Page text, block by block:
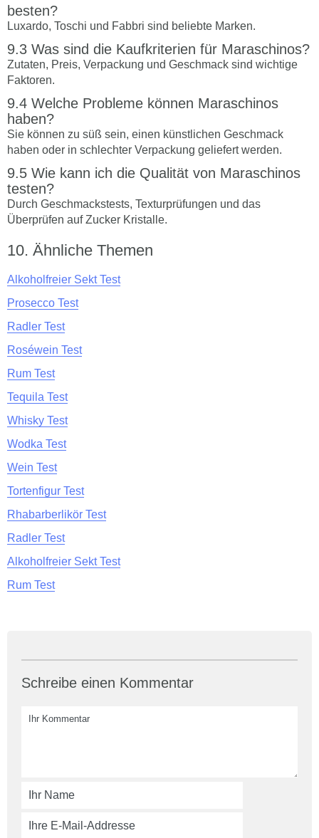
besten?
Luxardo, Toschi und Fabbri sind beliebte Marken.
Was sind die Kaufkriterien für Maraschinos?
Zutaten, Preis, Verpackung und Geschmack sind wichtige
Faktoren.
Welche Probleme können Maraschinos
haben?
Sie können zu süß sein, einen künstlichen Geschmack
haben oder in schlechter Verpackung geliefert werden.
Wie kann ich die Qualität von Maraschinos
testen?
Durch Geschmackstests, Texturprüfungen und das
Überprüfen auf Zucker Kristalle.
Ähnliche Themen
Alkoholfreier Sekt Test
Prosecco Test
Radler Test
Roséwein Test
Rum Test
Tequila Test
Whisky Test
Wodka Test
Wein Test
Tortenfigur Test
Rhabarberlikör Test
Radler Test
Alkoholfreier Sekt Test
Rum Test
Schreibe einen Kommentar